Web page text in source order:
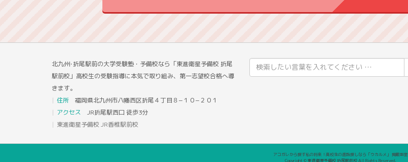
北九州･折尾駅前の大学受験塾・予備校なら「東進衛星予備校 折尾
駅前校」高校生の受験指導に本気で取り組み、第一志望校合格へ導
きます。
住所 福岡県北九州市八幡西区折尾４丁目８−１０−２０１
アクセス JR折尾駅西口 徒歩3分
東進衛星予備校 JR香椎駅前校
索
アコガレから探す私の将来！高校生の進路探しなら「ウカルメ」 掲載教室
Copyright © 東進衛星予備校 折尾駅前校 All Rights Reserved.